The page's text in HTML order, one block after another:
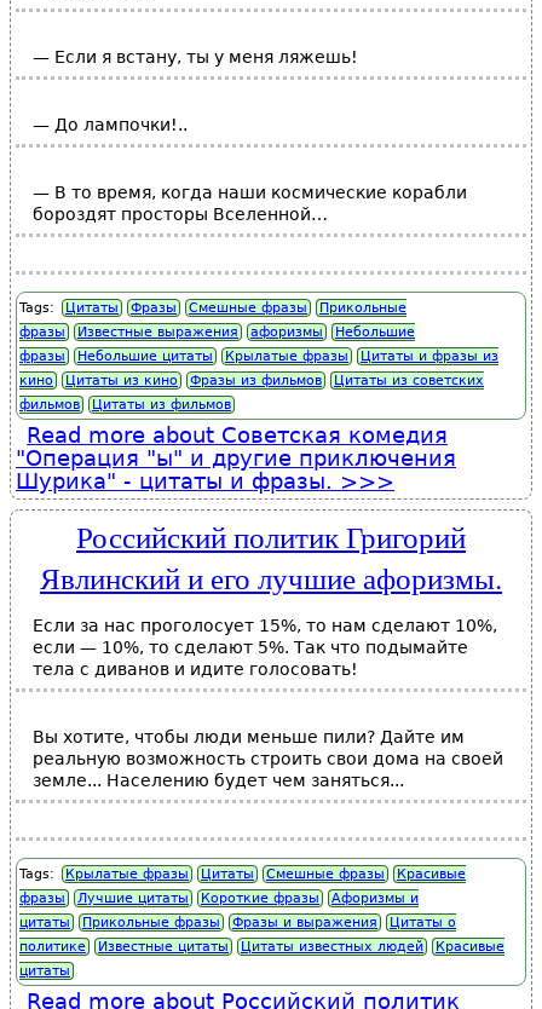
— Если я встану, ты у меня ляжешь!
— До лампочки!..
— В то время, когда наши космические корабли
бороздят просторы Вселенной…
Tags: Цитаты Фразы Смешные фразы
Прикольные
фразы
Известные выражения афоризмы
Небольшие
фразы
Небольшие цитаты Крылатые фразы
Цитаты и фразы из
кино
Цитаты из кино Фразы из фильмов
Цитаты из советских
фильмов
Цитаты из фильмов
Read more about Советская комедия
"Операция "ы" и другие приключения
Шурика" - цитаты и фразы.
Российский политик Григорий
Явлинский и его лучшие афоризмы.
Если за нас проголосует 15%, то нам сделают 10%,
если — 10%, то сделают 5%. Так что подымайте
тела с диванов и идите голосовать!
Вы хотите, чтобы люди меньше пили? Дайте им
реальную возможность строить свои дома на своей
земле... Населению будет чем заняться...
Tags: Крылатые фразы Цитаты Смешные фразы
Красивые
фразы
Лучшие цитаты Короткие фразы
Афоризмы и
цитаты
Прикольные фразы Фразы и выражения
Цитаты о
политике
Известные цитаты Цитаты известных людей
Красивые
цитаты
Read more about Российский политик